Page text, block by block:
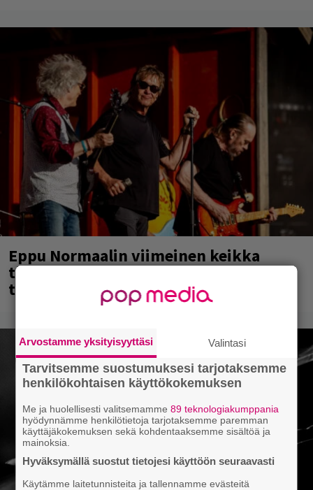
Eppu Normaalin viimeinen keikka
tänään – katso kuvagalleria torstailta
täältä
Arvostamme yksityisyyttäsi Valintasi
Tarvitsemme suostumuksesi tarjotaksemme
henkilökohtaisen käyttökokemuksen
Me ja huolellisesti valitsemamme89 teknologiakumppania
hyödynnämme henkilötietoja tarjotaksemme paremman
käyttäjäkokemuksen sekä kohdentaaksemme sisältöä ja
mainoksia.
Hyväksymällä suostut tietojesi käyttöön seuraavasti
Käytämme laitetunnisteita ja tallennamme evästeitä